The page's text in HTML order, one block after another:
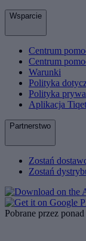
Wsparcie
Centrum
Centrum
Warunki
Polityka
Polityka
Aplikacja
Partnerstwo
Zostań
Zostań
Pobrane przez ponad